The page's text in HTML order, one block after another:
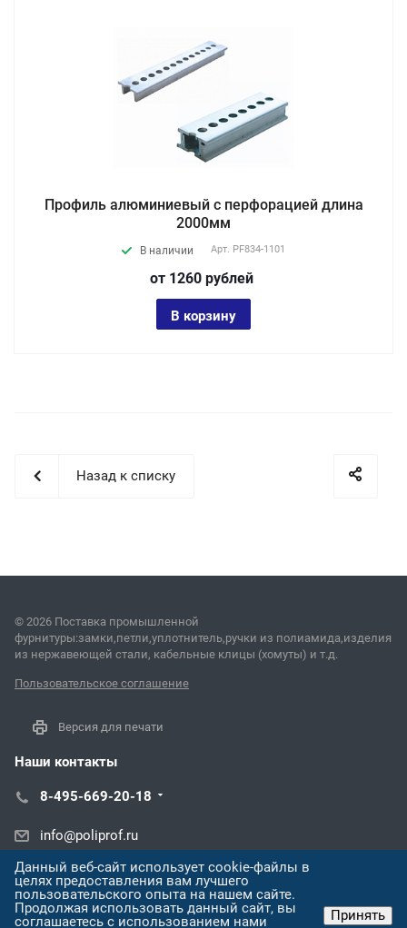
Профиль алюминиевый с перфорацией длина
2000мм
В наличии Арт. PF834-1101
от 1260 рублей
В корзину
Назад к списку
© 2026 Поставка промышленной
фурнитуры:замки,петли,уплотнитель,ручки из полиамида,изделия
из нержавеющей стали, кабельные клицы (хомуты) и т.д.
Пользовательское соглашение
Версия для печати
Наши контакты
8-495-669-20-18
info@poliprof.ru
ул. Восстания, 100, корп. 266Д
Данный веб-сайт использует cookie-файлы в
целях предоставления вам лучшего
пользовательского опыта на нашем сайте.
Продолжая использовать данный сайт, вы
соглашаетесь с использованием нами
Принять